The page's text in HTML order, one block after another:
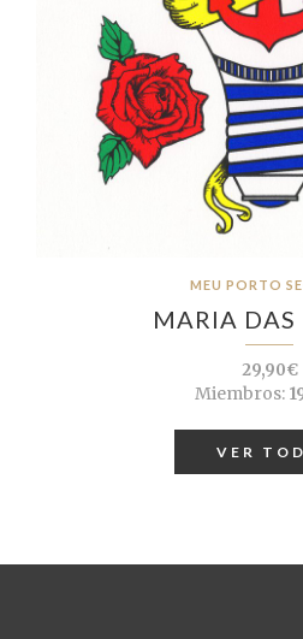
MEU PORTO
MARIA DAS
29,90€
Miembros:
VER